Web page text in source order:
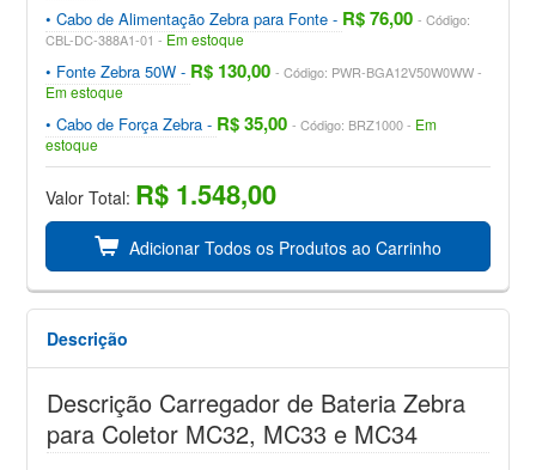
Cabo de Alimentação Zebra para Fonte R$ 76,00
Código:
CBL-DC-388A1-01
Em estoque
Fonte Zebra 50W R$ 130,00 Código: PWR-BGA12V50W0WW
Em estoque
Cabo de Força Zebra R$ 35,00 Código: BRZ1000
Em
estoque
Valor Total: R$ 1.548,00
Adicionar Todos os Produtos ao Carrinho
Descrição
Descrição Carregador de Bateria Zebra
para Coletor MC32, MC33 e MC34